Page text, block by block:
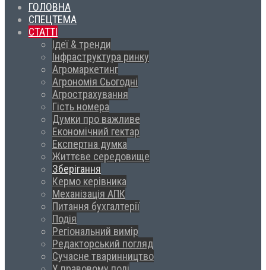
ГОЛОВНА
СПЕЦТЕМА
СТАТТІ
Ідеї & тренди
Інфраструктура ринку
Агромаркетинг
Агрономія Сьогодні
Агрострахування
Гість номера
Думки про важливе
Економічний гектар
Експертна думка
Життєве середовище
Зберігання
Кермо керівника
Механізація АПК
Питання бухгалтерії
Подія
Регіональний вимір
Редакторський погляд
Сучасне тваринництво